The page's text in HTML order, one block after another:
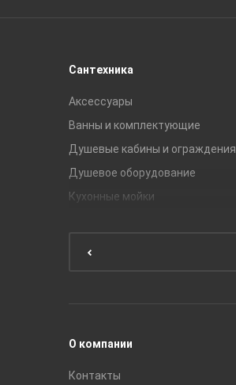
Сантехника
Аксессуары
Ванны и комплектующие
Душевые кабины и ограждения
Душевое оборудование
Кухонные мойки
О компании
Контакты